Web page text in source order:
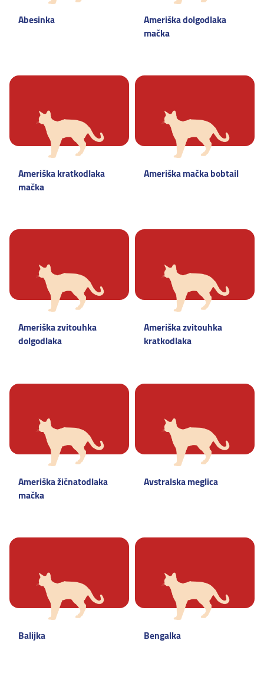
Abesinka Ameriška dolgodlaka
mačka
Ameriška kratkodlaka
mačka
Ameriška mačka bobtail
Ameriška zvitouhka
dolgodlaka
Ameriška zvitouhka
kratkodlaka
Ameriška žičnatodlaka
mačka
Avstralska meglica
Balijka Bengalka